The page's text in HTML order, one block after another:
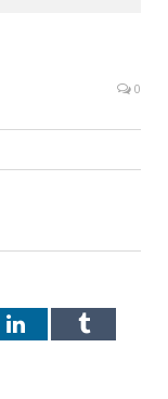
0
LinkedInTumblr